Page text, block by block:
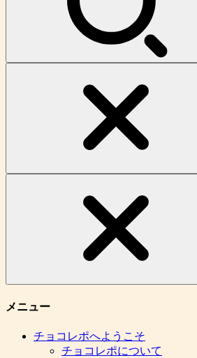
メニュー
チョコレポへようこそ
チョコレポについて